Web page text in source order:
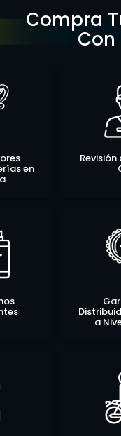
Compra
Con
en
a